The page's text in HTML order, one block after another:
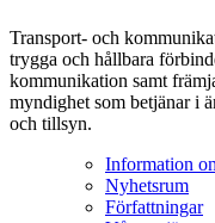
Transport- och
trygga och hållbara
kommunikation samt
myndighet som betjänar i
och tillsyn.
Information
Nyhetsrum
Författningar